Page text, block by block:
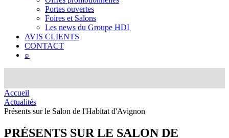
Portes ouvertes
Foires et Salons
Les news du Groupe HDI
AVIS CLIENTS
CONTACT
⌕
Accueil
Actualités
Présents sur le Salon de l'Habitat d'Avignon
PRÉSENTS SUR LE SALON DE